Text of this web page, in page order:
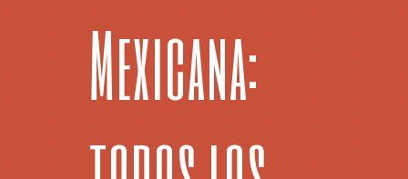
Mexicana: